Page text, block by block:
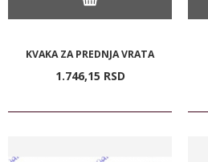
KVAKA ZA PREDNJA VRATA
1.746,15 RSD